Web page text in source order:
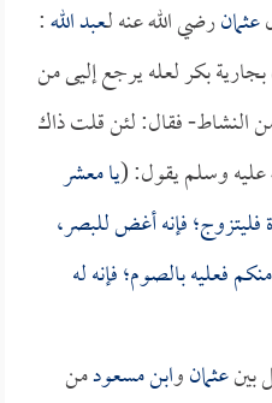
عثمانرضي الله عنه لـعبد الله:
بكر لعله يرجع إليى من
فقال: لئن قلت ذاك
وسلم يقول: (يا معشر
فإنه أغض للبصر،
فعليه بالصوم؛ فإنه له
بينعثمانوابن مسعودمن